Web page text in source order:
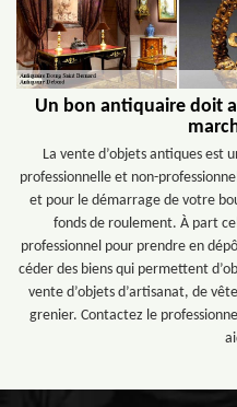
Un bon antiquaire doit
La vente d’objets antiques est
professionnelle et non-
et pour le démarrage de votre
fonds de roulement. À part
professionnel pour prendre en
céder des biens qui permettent
vente d’objets d’artisanat, de
grenier. Contactez le